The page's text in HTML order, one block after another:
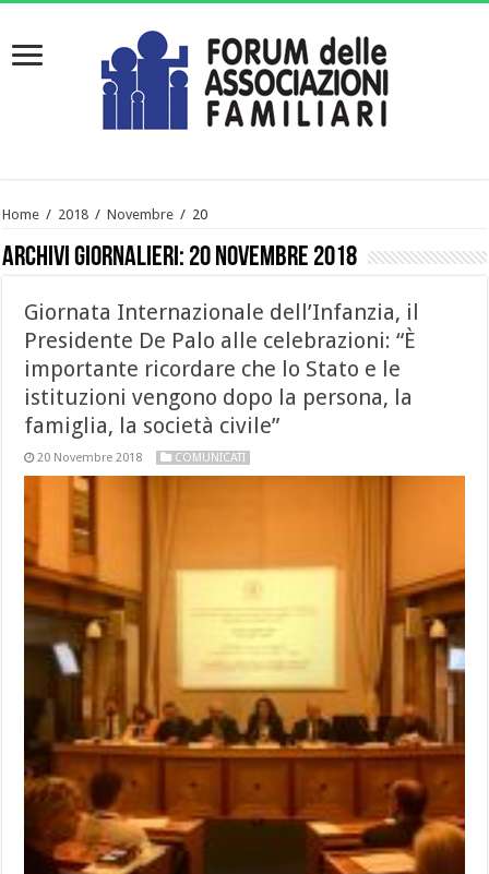
Home / 2018 / Novembre / 20
Archivi giornalieri: 20 Novembre 2018
Giornata Internazionale dell’Infanzia, il
Presidente De Palo alle celebrazioni: “È
importante ricordare che lo Stato e le
istituzioni vengono dopo la persona, la
famiglia, la società civile”
20 Novembre 2018 COMUNICATI